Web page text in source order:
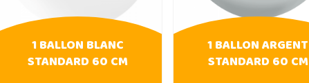
1 BALLON BLANC
STANDARD 60 CM
1 BALLON ARGENT
STANDARD 60 CM